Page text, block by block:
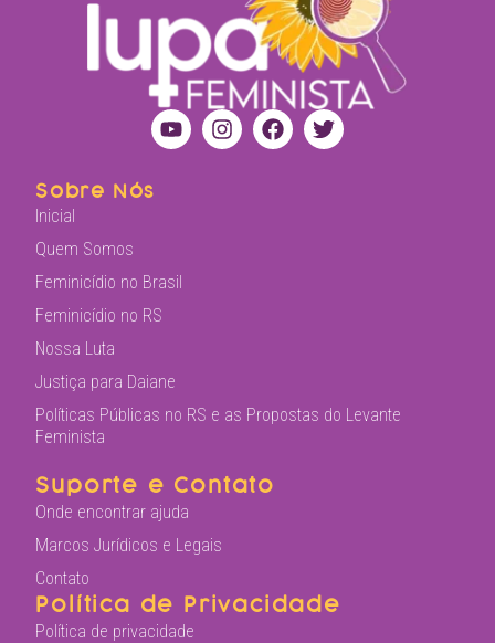
Sobre Nós
Inicial
Quem Somos
Feminicídio no Brasil
Feminicídio no RS
Nossa Luta
Justiça para Daiane
Políticas Públicas no RS e as Propostas do Levante
Feminista
Suporte e Contato
Onde encontrar ajuda
Marcos Jurídicos e Legais
Contato
Política de Privacidade
Política de privacidade